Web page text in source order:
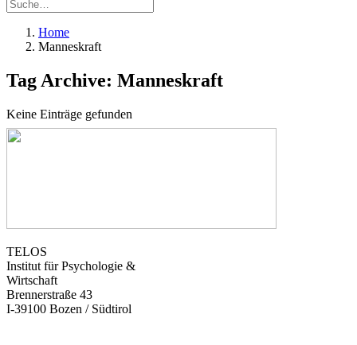
Home
Manneskraft
Tag Archive: Manneskraft
Keine Einträge gefunden
TELOS
Institut für Psychologie &
Wirtschaft
Brennerstraße 43
I-39100 Bozen / Südtirol